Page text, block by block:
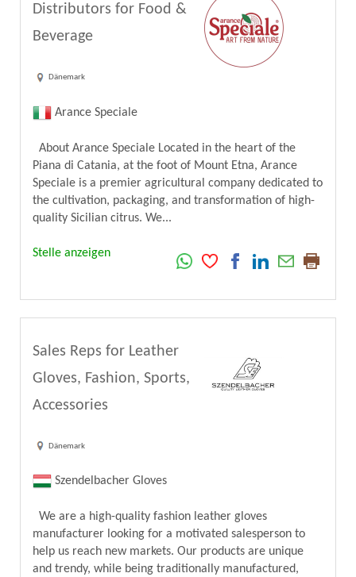
Distributors for Food &
Beverage
Dänemark
Arance Speciale
About Arance Speciale Located in the heart of the
Piana di Catania, at the foot of Mount Etna, Arance
Speciale is a premier agricultural company dedicated to
the cultivation, packaging, and transformation of high-
quality Sicilian citrus. We...
Stelle anzeigen
Sales Reps for Leather
Gloves, Fashion, Sports,
Accessories
Dänemark
Szendelbacher Gloves
We are a high-quality fashion leather gloves
manufacturer looking for a motivated salesperson to
help us reach new markets. Our products are unique
and trendy, while being traditionally manufactured,